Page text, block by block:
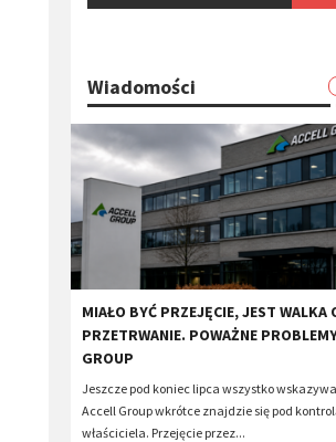
Wiadomości
MIAŁO BYĆ PRZEJĘCIE, JEST WALKA
PRZETRWANIE. POWAŻNE
GROUP
Jeszcze pod koniec lipca wszystko
Accell Group wkrótce znajdzie się pod
właściciela. Przejęcie przez...